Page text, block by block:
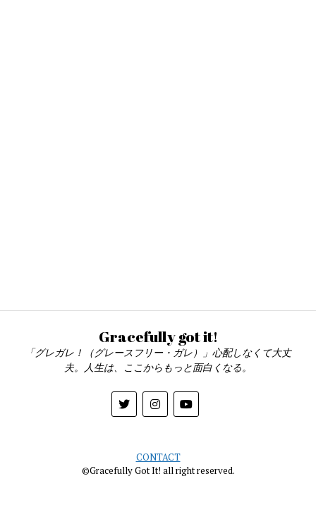
Gracefully got it!
「グレガレ！（グレースフリー・ガレ）」心配しなくて大丈
夫。人生は、ここからもっと面白くなる。
CONTACT
©Gracefully Got It! all right reserved.